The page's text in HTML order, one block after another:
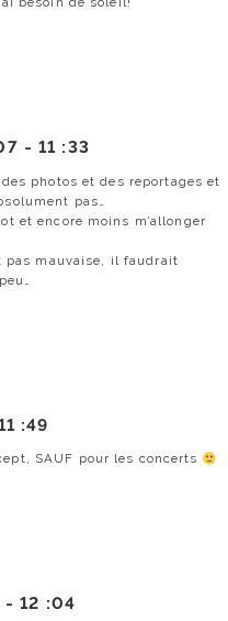
-11 :33
photos et des reportages et
pas…
et encore moins m’allonger
pas mauvaise, il faudrait
:49
SAUF pour les concerts
-12 :04